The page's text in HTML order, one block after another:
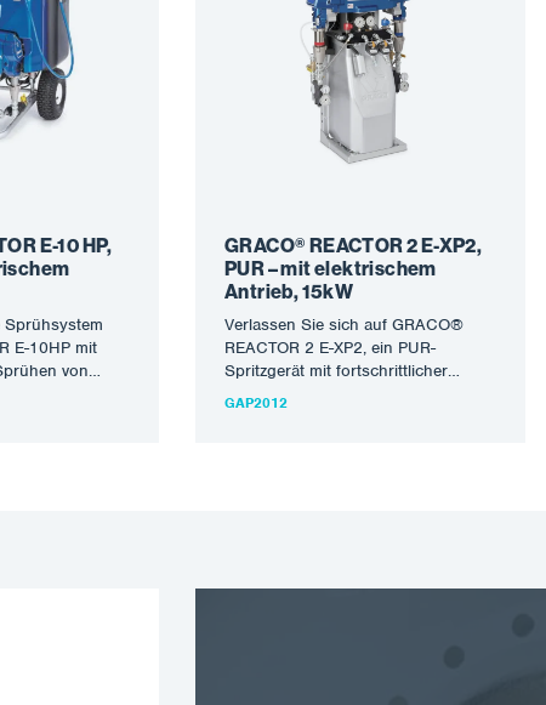
E-10 HP,
Sprühsystem
E-10HP mit
von
und
GRACO® REACTOR 2 E-XP2,
PUR – mit elektrischem
Antrieb, 15kW
Verlassen Sie sich auf GRACO®
REACTOR 2 E-XP2, ein PUR-
Spritzgerät mit fortschrittlicher
Technologie für die Applikation von
GAP2012